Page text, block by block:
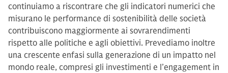
continuiamo a riscontrare che gli indicatori numerici che
misurano le performance di sostenibilità delle società
contribuiscono maggiormente ai sovrarendimenti
rispetto alle politiche e agli obiettivi. Prevediamo inoltre
una crescente enfasi sulla generazione di un impatto nel
mondo reale, compresi gli investimenti e l’engagement in